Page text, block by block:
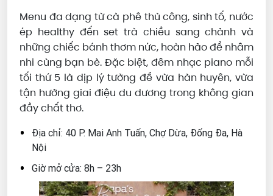
Menu đa dạng từ cà phê thủ công, sinh tố, nước
ép healthy đến set trà chiều sang chảnh và
những chiếc bánh thơm nức, hoàn hảo để nhâm
nhi cùng bạn bè. Đặc biệt, đêm nhạc piano mỗi
tối thứ 5 là dịp lý tưởng để vừa hàn huyên, vừa
tận hưởng giai điệu du dương trong không gian
đầy chất thơ.
Địa chỉ: 40 P. Mai Anh Tuấn, Chợ Dừa, Đống Đa, Hà
Nội
Giờ mở cửa: 8h – 23h